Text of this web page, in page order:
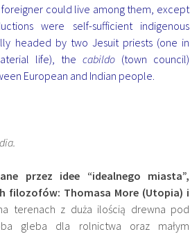
could live among them, except
were self-sufficient indigenous
headed by two Jesuit priests (one in
life), the cabildo (town council)
European and Indian people.
przez idee “idealnego miasta”,
filozofów: Thomasa More (Utopia) i
terenach z duża ilością drewna pod
gleba dla rolnictwa oraz małym